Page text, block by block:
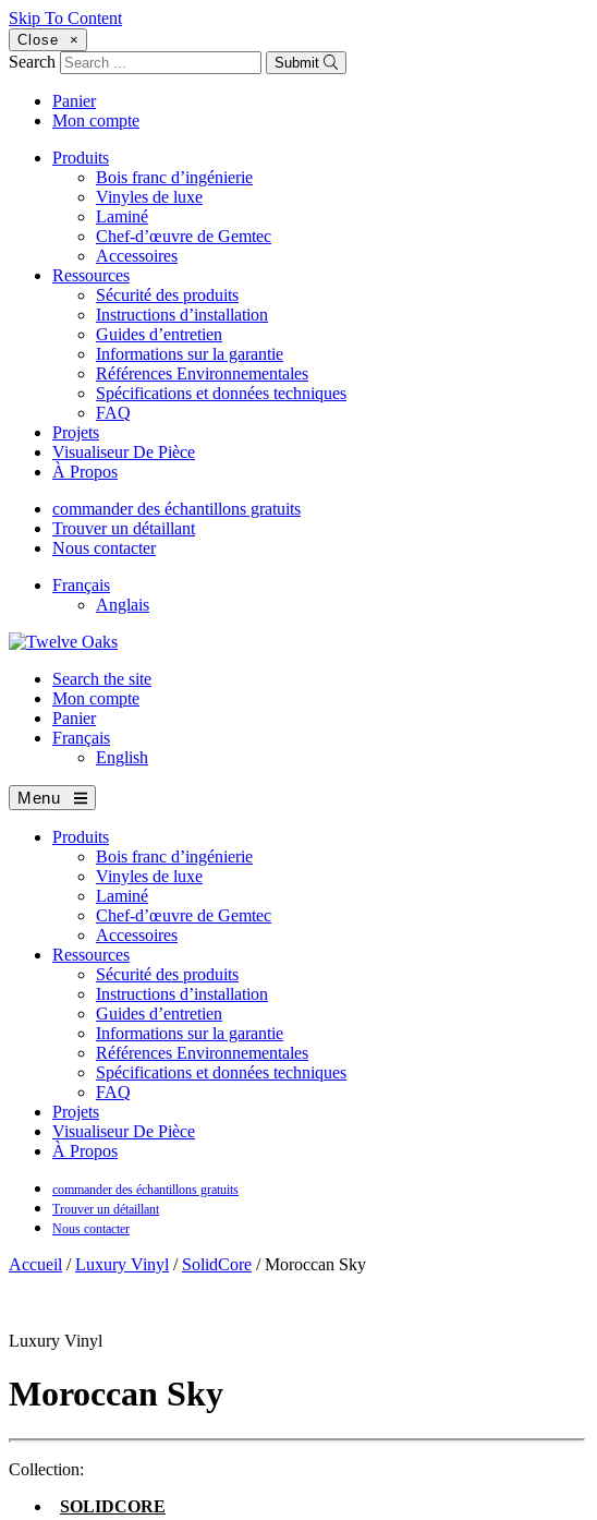
Skip To Content
Close ×
Search Submit
Panier
Mon compte
Produits
Bois franc d’ingénierie
Vinyles de luxe
Laminé
Chef-d’œuvre de Gemtec
Accessoires
Ressources
Sécurité des produits
Instructions d’installation
Guides d’entretien
Informations sur la garantie
Références Environnementales
Spécifications et données techniques
FAQ
Projets
Visualiseur De Pièce
À Propos
commander des échantillons gratuits
Trouver un détaillant
Nous contacter
Français
Anglais
Search the site
Mon compte
Panier
Français
English
Menu
Produits
Bois franc d’ingénierie
Vinyles de luxe
Laminé
Chef-d’œuvre de Gemtec
Accessoires
Ressources
Sécurité des produits
Instructions d’installation
Guides d’entretien
Informations sur la garantie
Références Environnementales
Spécifications et données techniques
FAQ
Projets
Visualiseur De Pièce
À Propos
commander des échantillons gratuits
Trouver un détaillant
Nous contacter
Accueil /Luxury Vinyl / SolidCore / Moroccan Sky
Luxury Vinyl
Moroccan Sky
Collection:
SOLIDCORE